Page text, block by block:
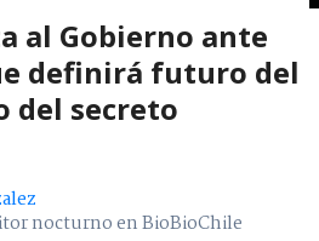
al Gobierno ante
definirá futuro del
del secreto
nocturno en BioBioChile